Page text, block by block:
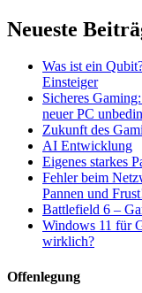
Neueste
Was ist ein
Einsteiger
Sicheres
neuer PC
Zukunft des
AI Entwicklung
Eigenes starkes
Fehler beim
Pannen und
Battlefield 6 –
Windows 11 für
wirklich?
Offenlegung